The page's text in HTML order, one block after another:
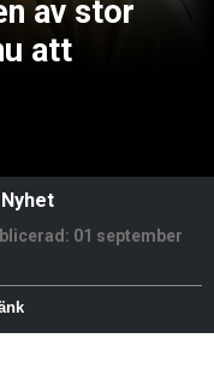
av stor
att
Nyhet
01 september